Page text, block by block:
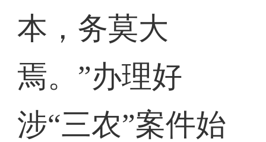
本，务莫大
焉。”办理好
涉“三农”案件始